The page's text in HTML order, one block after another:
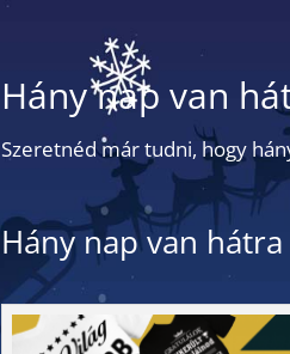
Hány nap van
Szeretnéd már tudni, hogy
Hány nap van